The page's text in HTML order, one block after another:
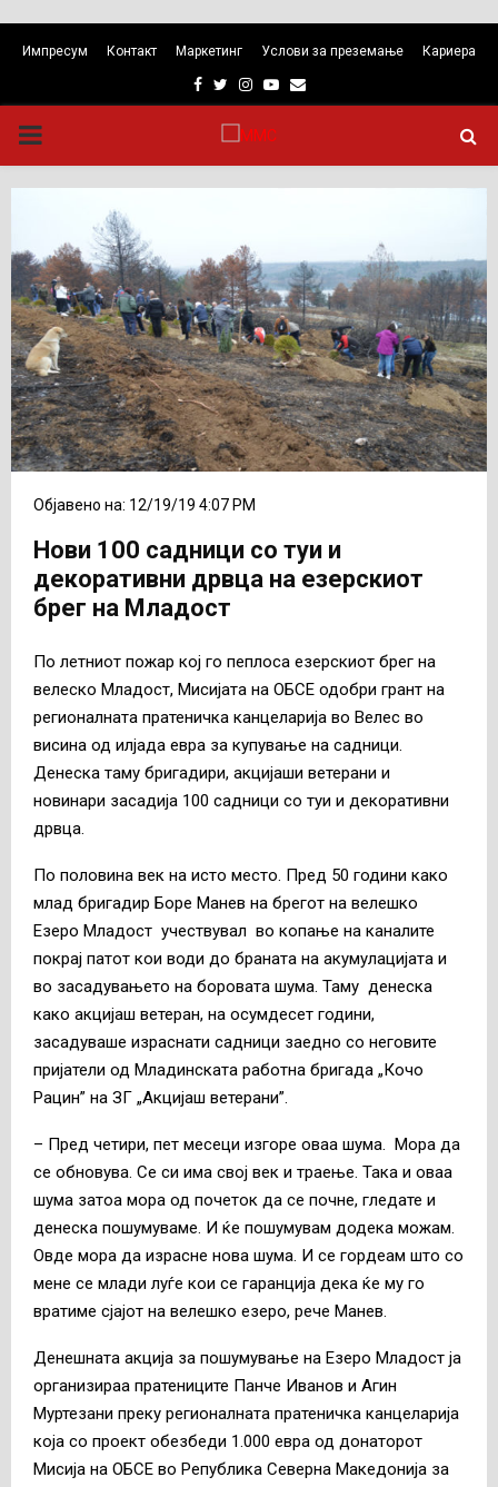
Импресум Контакт Маркетинг Услови за преземање Кариера
Facebook
TwitterInstagram
Youtube
Email
PRIMARY
MENU
Објавено на: 12/19/19 4:07 PM
Нови 100 садници со туи и
декоративни дрвца на езерскиот
брег на Младост
По летниот пожар кој го пеплоса езерскиот брег на
велеско Младост, Мисијата на ОБСЕ одобри грант на
регионалната пратеничка канцеларија во Велес во
висина од илјада евра за купување на садници.
Денеска таму бригадири, акцијаши ветерани и
новинари засадија 100 садници со туи и декоративни
дрвца.
По половина век на исто место. Пред 50 години како
млад бригадир Боре Манев на брегот на велешко
Езеро Младост учествувал во копање на каналите
покрај патот кои води до браната на акумулацијата и
во засадувањето на боровата шума. Таму денеска
како акцијаш ветеран, на осумдесет години,
засадуваше израснати садници заедно со неговите
пријатели од Младинската работна бригада „Кочо
Рацин” на ЗГ „Акцијаш ветерани”.
– Пред четири, пет месеци изгоре оваа шума. Мора да
се обновува. Се си има свој век и траење. Така и оваа
шума затоа мора од почеток да се почне, гледате и
денеска пошумуваме. И ќе пошумувам додека можам.
Овде мора да израсне нова шума. И се гордеам што со
мене се млади луѓе кои се гаранција дека ќе му го
вратиме сјајот на велешко езеро, рече Манев.
Денешната акција за пошумување на Езеро Младост ја
организираа пратениците Панче Иванов и Агин
Муртезани преку регионалната пратеничка канцеларија
која со проект обезбеди 1.000 евра од донаторот
Мисија на ОБСЕ во Република Северна Македонија за